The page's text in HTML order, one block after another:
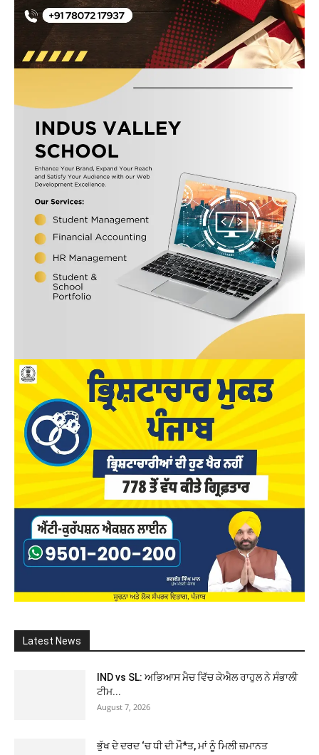
Latest News
IND vs SL: ਅਭਿਆਸ ਮੈਚ ਵਿੱਚ ਕੇਐਲ ਰਾਹੁਲ ਨੇ ਸੰਭਾਲੀ
ਟੀਮ...
August 7, 2026
ਭੁੱਖ ਦੇ ਦਰਦ ‘ਚ ਧੀ ਦੀ ਮੌ*ਤ, ਮਾਂ ਨੂੰ ਮਿਲੀ ਜ਼ਮਾਨਤ